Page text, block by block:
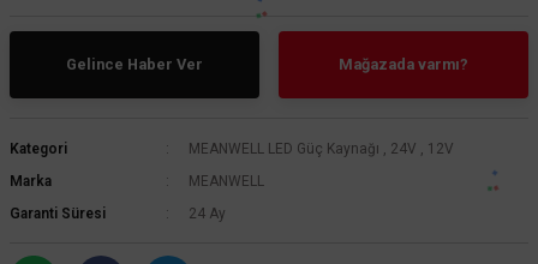
Gelince Haber Ver Mağazada varmı?
Kategori MEANWELL LED Güç Kaynağı , 24V , 12V
Marka
MEANWELL
Garanti Süresi
24 Ay